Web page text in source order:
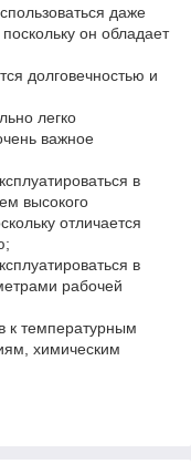
даже
он обладает
долговечностью и
легко
важное
в
высокого
отличается
в
рабочей
к температурным
химическим